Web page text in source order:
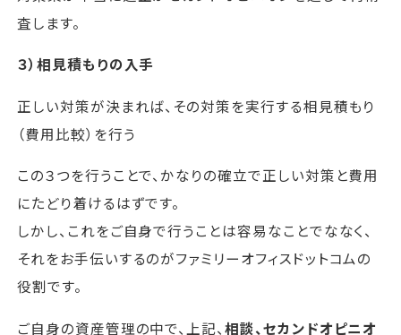
査します。
３）相見積もりの入手
正しい対策が決まれば、その対策を実行する相見積もり
（費用比較）を行う
この３つを行うことで、かなりの確立で正しい対策と費用
にたどり着けるはずです。
しかし、これをご自身で行うことは容易なことでななく、
それをお手伝いするのがファミリーオフィスドットコムの
役割です。
ご自身の資産管理の中で、上記、相談、セカンドオピニオ